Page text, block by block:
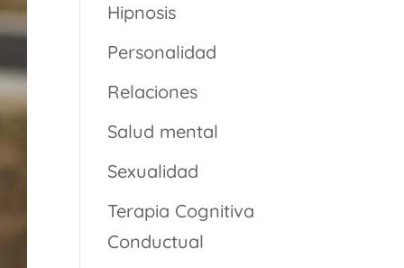
Hipnosis
Personalidad
Relaciones
Salud mental
Sexualidad
Terapia Cognitiva
Conductual